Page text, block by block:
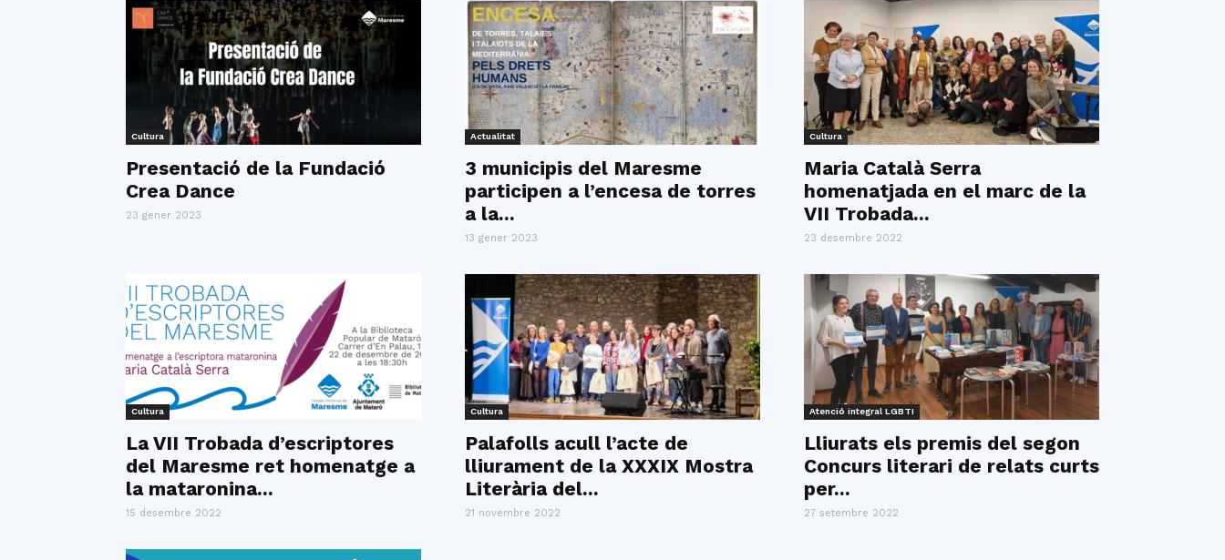
Cultura
Presentació de la Fundació
Crea Dance
23 gener 2023
Actualitat
3 municipis del Maresme
participen a l’encesa de torres
a la...
13 gener 2023
Cultura
Maria Català Serra
homenatjada en el marc de la
VII Trobada...
23 desembre 2022
Cultura
La VII Trobada d’escriptores
del Maresme ret homenatge a
la mataronina...
15 desembre 2022
Cultura
Palafolls acull l’acte de
lliurament de la XXXIX Mostra
Literària del...
21 novembre 2022
Atenció integral LGBTI
Lliurats els premis del segon
Concurs literari de relats curts
per...
27 setembre 2022